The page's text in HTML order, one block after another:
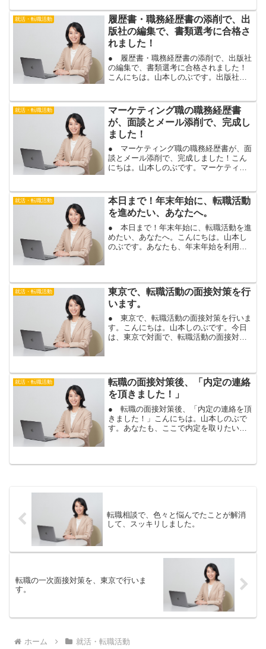
多いですね。２０代後半や３０代、４０
代で派遣社員をされてい...
就活・転職活動
履歴書・職務経歴書の添削で、出
版社の編集で、書類選考に合格さ
れました！
● 履歴書・職務経歴書の添削で、出版社
の編集で、書類選考に合格されました！
こんにちは。山本しのぶです。出版社の
集者の仕事で、書類選考に合格されまし
た！編集を経験して、別...
就活・転職活動
マーケティング職の職務経歴書
が、面談とメール添削で、完成し
ました！
● マーケティング職の職務経歴書が、面
談とメール添削で、完成しました！こん
にちは。山本しのぶです。マーケティン
た、お客様。面談とメールで、履歴書・
職務経歴書添削を行い、仕...
就活・転職活動
本日まで！年末年始に、転職活動
を進めたい、あなたへ。
● 本日まで！年末年始に、転職活動を進
めたい、あなたへ。こんにちは。山本し
のぶです。あなたも、年末年始を利用し
作成や面接対策を、進め...
就活・転職活動
東京で、転職活動の面接対策を行
います。
● 東京で、転職活動の面接対策を行いま
す。こんにちは。山本しのぶです。今日
は、東京で対面で、転職活動の面接対策
通過しても、面接の倍率...
就活・転職活動
転職の面接対策後、「内定の連絡
を頂きました！」
● 転職の面接対策後、「内定の連絡を頂
きました！」こんにちは。山本しのぶで
す。あなたも、ここで内定を取りたい、
ら、嬉しい内定のご報告を...
転職相談で、色々と悩んでたことが解消
して、スッキリしました。
転職の一次面接対策を、東京で行いま
す。
ホーム 就活・転職活動